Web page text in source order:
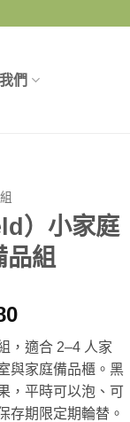
們
）小家庭
品組
。
目
前
價
格：
NT$1,980。
，適合 2–4 人家
與家庭備品櫃。黑
，平時可以泡、可
存期限定期輪替。